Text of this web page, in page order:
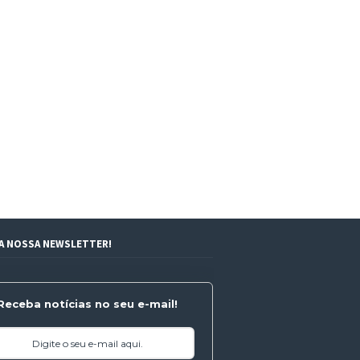
NOSSA NEWSLETTER!
notícias no seu e-mail!